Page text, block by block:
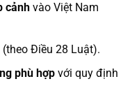
cảnhvào Việt Nam
(theo Điều 28 Luật).
phù hợpvới quy định